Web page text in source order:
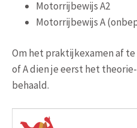
Motorrijbewijs A2
Motorrijbewijs A
Om het praktijkexamen af te
of A dien je eerst het
behaald.